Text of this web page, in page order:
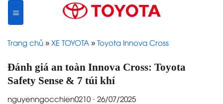
content
Trang chủ » XE TOYOTA » Toyota Innova Cross
Đánh giá an toàn Innova Cross: Toyota
Safety Sense & 7 túi khí
nguyenngocchien0210 · 26/07/2025